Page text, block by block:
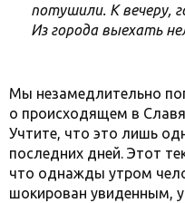
потушили. К вечеру,
Из города выехать
Мы незамедлительно
о происходящем в
Учтите, что это лишь
последних дней. Этот
что однажды утром
шокирован увиденным,